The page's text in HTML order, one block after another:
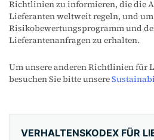
Richtlinien zu informieren, die die
Lieferanten weltweit regeln, und
Risikobewertungsprogramm und
Lieferantenanfragen zu erhalten.
Um unsere anderen Richtlinien für
besuchen Sie bitte unsere
VERHALTENSKODEX FÜR